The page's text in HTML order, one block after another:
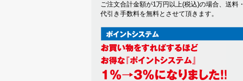
ご注文合計金額が1万円以上(税込)の場合、送料・
代引き手数料を無料とさせて頂きます。